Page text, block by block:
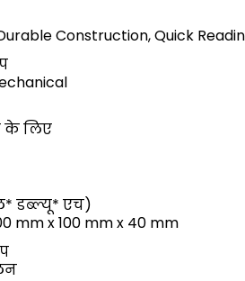
Construction, Quick
के लिए
डब्ल्यू* एच)
mm x 100 mm x 40 mm